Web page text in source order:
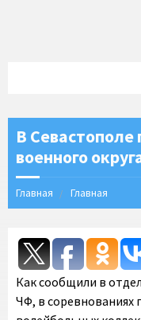
В
военного
Главная Главная
Как сообщили в
ЧФ, в соревнованиях